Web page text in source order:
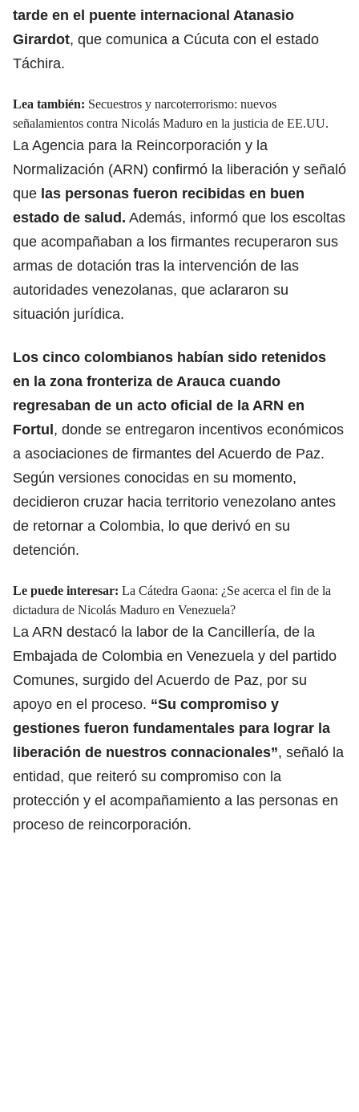
tarde en el puente internacional Atanasio
Girardot, que comunica a Cúcuta con el estado
Táchira.
Lea también: Secuestros y narcoterrorismo: nuevos
señalamientos contra Nicolás Maduro en la justicia de EE.UU.
La Agencia para la Reincorporación y la
Normalización (ARN) confirmó la liberación y señaló
que las personas fueron recibidas en buen
estado de salud. Además, informó que los escoltas
que acompañaban a los firmantes recuperaron sus
armas de dotación tras la intervención de las
autoridades venezolanas, que aclararon su
situación jurídica.
Los cinco colombianos habían sido retenidos
en la zona fronteriza de Arauca cuando
regresaban de un acto oficial de la ARN en
Fortul, donde se entregaron incentivos económicos
a asociaciones de firmantes del Acuerdo de Paz.
Según versiones conocidas en su momento,
decidieron cruzar hacia territorio venezolano antes
de retornar a Colombia, lo que derivó en su
detención.
Le puede interesar: La Cátedra Gaona: ¿Se acerca el fin de la
dictadura de Nicolás Maduro en Venezuela?
La ARN destacó la labor de la Cancillería, de la
Embajada de Colombia en Venezuela y del partido
Comunes, surgido del Acuerdo de Paz, por su
apoyo en el proceso. “Su compromiso y
gestiones fueron fundamentales para lograr la
liberación de nuestros connacionales”, señaló la
entidad, que reiteró su compromiso con la
protección y el acompañamiento a las personas en
proceso de reincorporación.